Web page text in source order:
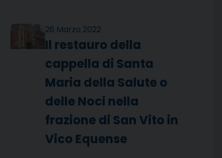
28 Marzo 2022
Il restauro della
cappella di Santa
Maria della Salute o
delle Noci nella
frazione di San Vito in
Vico Equense